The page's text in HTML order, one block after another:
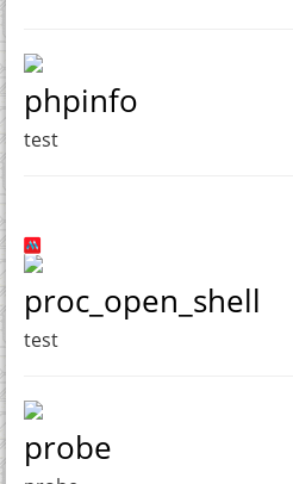
phpinfo
test
proc_open_shell
test
probe